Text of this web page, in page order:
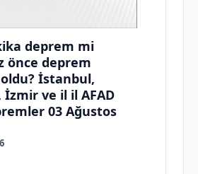
deprem mi
önce deprem
İstanbul,
İzmir ve il il AFAD
03 Ağustos